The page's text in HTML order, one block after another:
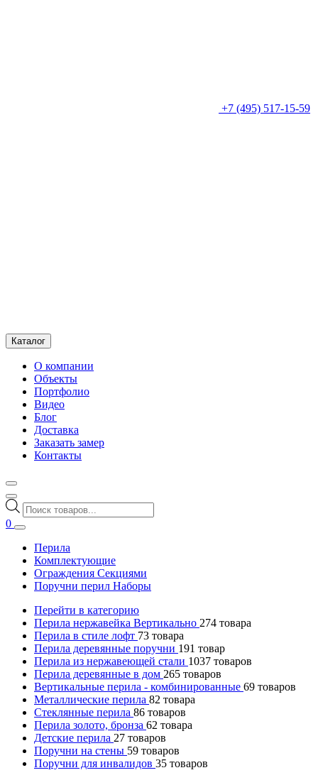
+7 (495) 517-15-59
Каталог
О компании
Объекты
Портфолио
Видео
Блог
Доставка
Заказать замер
Контакты
Поиск
товаров
0
Перила
Комплектующие
Ограждения Секциями
Поручни перил Наборы
Перейти в категорию
Перила нержавейка Вертикально 274 товара
Перила в стиле лофт 73 товара
Перила деревянные поручни 191 товар
Перила из нержавеющей стали 1037 товаров
Перила деревянные в дом 265 товаров
Вертикальные перила - комбинированные 69 товаров
Металлические перила 82 товара
Стеклянные перила 86 товаров
Перила золото, бронза 62 товара
Детские перила 27 товаров
Поручни на стены 59 товаров
Поручни для инвалидов 35 товаров